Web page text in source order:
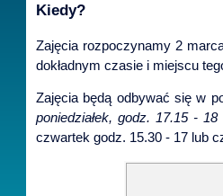
Kiedy?
Zajęcia rozpoczynamy 2
dokładnym czasie i miejscu
Zajęcia będą odbywać się w
poniedziałek, godz. 17.15 -
czwartek godz. 15.30 - 17 lub